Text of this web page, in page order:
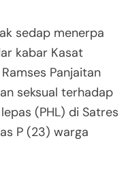
sedap menerpa
kabar Kasat
Panjaitan
seksual terhadap
(PHL) di Satres
P (23) warga